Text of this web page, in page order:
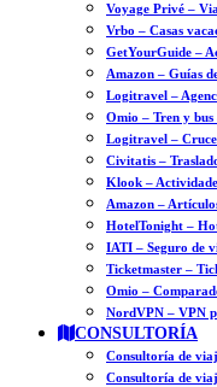
Voyage Privé –
Vrbo – Casas
GetYourGuide –
Amazon – Guías
Logitravel –
Omio – Tren y
Logitravel –
Civitatis –
Klook –
Amazon –
HotelTonight –
IATI – Seguro de
Ticketmaster –
Omio –
NordVPN – VPN
CONSULTORÍA
Consultoría de
Consultoría de